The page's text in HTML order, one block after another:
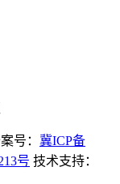
号： 冀ICP备
号 技术支持：